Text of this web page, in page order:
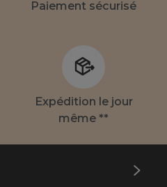
Paiement sécurisé
Expédition le jour
même **